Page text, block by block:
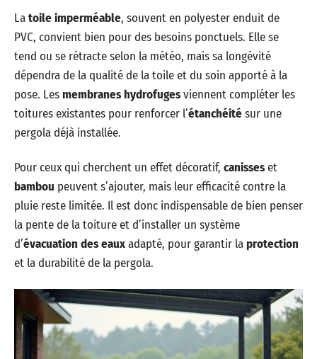
Latoile imperméable, souvent en polyester enduit de
PVC, convient bien pour des besoins ponctuels. Elle se
tend ou se rétracte selon la météo, mais sa longévité
dépendra de la qualité de la toile et du soin apporté à la
pose. Lesmembranes hydrofugesviennent compléter les
toitures existantes pour renforcer l’étanchéitésur une
pergola déjà installée.
Pour ceux qui cherchent un effet décoratif, canisseset
bambou peuvent s’ajouter, mais leur efficacité contre la
pluie reste limitée. Il est donc indispensable de bien penser
la pente de la toiture et d’installer un système
d’évacuation des eauxadapté, pour garantir laprotection
et la durabilité de la pergola.